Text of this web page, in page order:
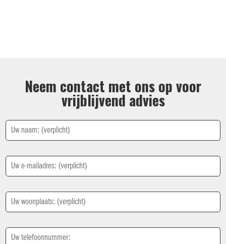
Neem contact met ons op voor
vrijblijvend advies